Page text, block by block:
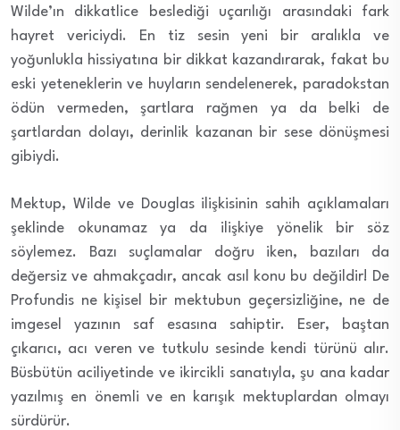
Wilde’ın dikkatlice beslediği uçarılığı arasındaki fark
hayret vericiydi. En tiz sesin yeni bir aralıkla ve
yoğunlukla hissiyatına bir dikkat kazandırarak, fakat bu
eski yeteneklerin ve huyların sendelenerek, paradokstan
ödün vermeden, şartlara rağmen ya da belki de
şartlardan dolayı, derinlik kazanan bir sese dönüşmesi
gibiydi.
Mektup, Wilde ve Douglas ilişkisinin sahih açıklamaları
şeklinde okunamaz ya da ilişkiye yönelik bir söz
söylemez. Bazı suçlamalar doğru iken, bazıları da
değersiz ve ahmakçadır, ancak asıl konu bu değildir! De
Profundis ne kişisel bir mektubun geçersizliğine, ne de
imgesel yazının saf esasına sahiptir. Eser, baştan
çıkarıcı, acı veren ve tutkulu sesinde kendi türünü alır.
Büsbütün aciliyetinde ve ikircikli sanatıyla, şu ana kadar
yazılmış en önemli ve en karışık mektuplardan olmayı
sürdürür.